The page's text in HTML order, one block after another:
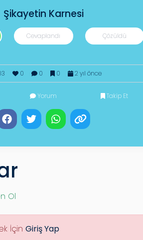
Şikayetin Karnesi
Cevaplandı Çözüldü
0 0 0 2 yıl önce
Yorum Takip Et
Ol
İçin Giriş Yap